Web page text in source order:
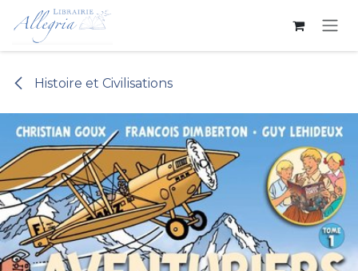
Se rendre au contenu
Histoire et Civilisations